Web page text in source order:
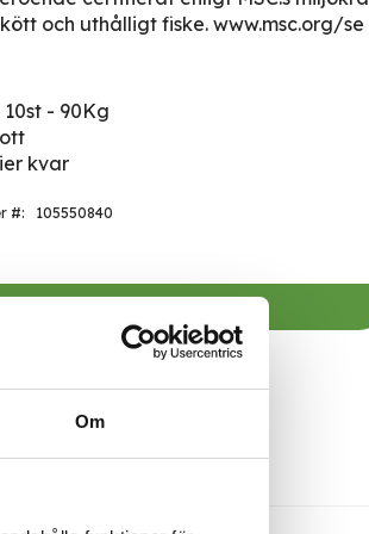
Om
och uthålligt fiske. www.msc.org/se
- 90Kg
kvar
105550840